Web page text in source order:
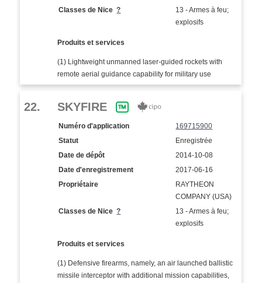
Classes de Nice?
13 - Armes à feu;
explosifs
Produits et services
(1) Lightweight unmanned laser-guided rockets with
remote aerial guidance capability for military use
22. SKYFIRE
Numéro d'application
169715900
Statut
Enregistrée
Date de dépôt
2014-10-08
Date d'enregistrement
2017-06-16
Propriétaire
RAYTHEON
COMPANY (USA)
Classes de Nice?
13 - Armes à feu;
explosifs
Produits et services
(1) Defensive firearms, namely, an air launched ballistic
missile interceptor with additional mission capabilities,